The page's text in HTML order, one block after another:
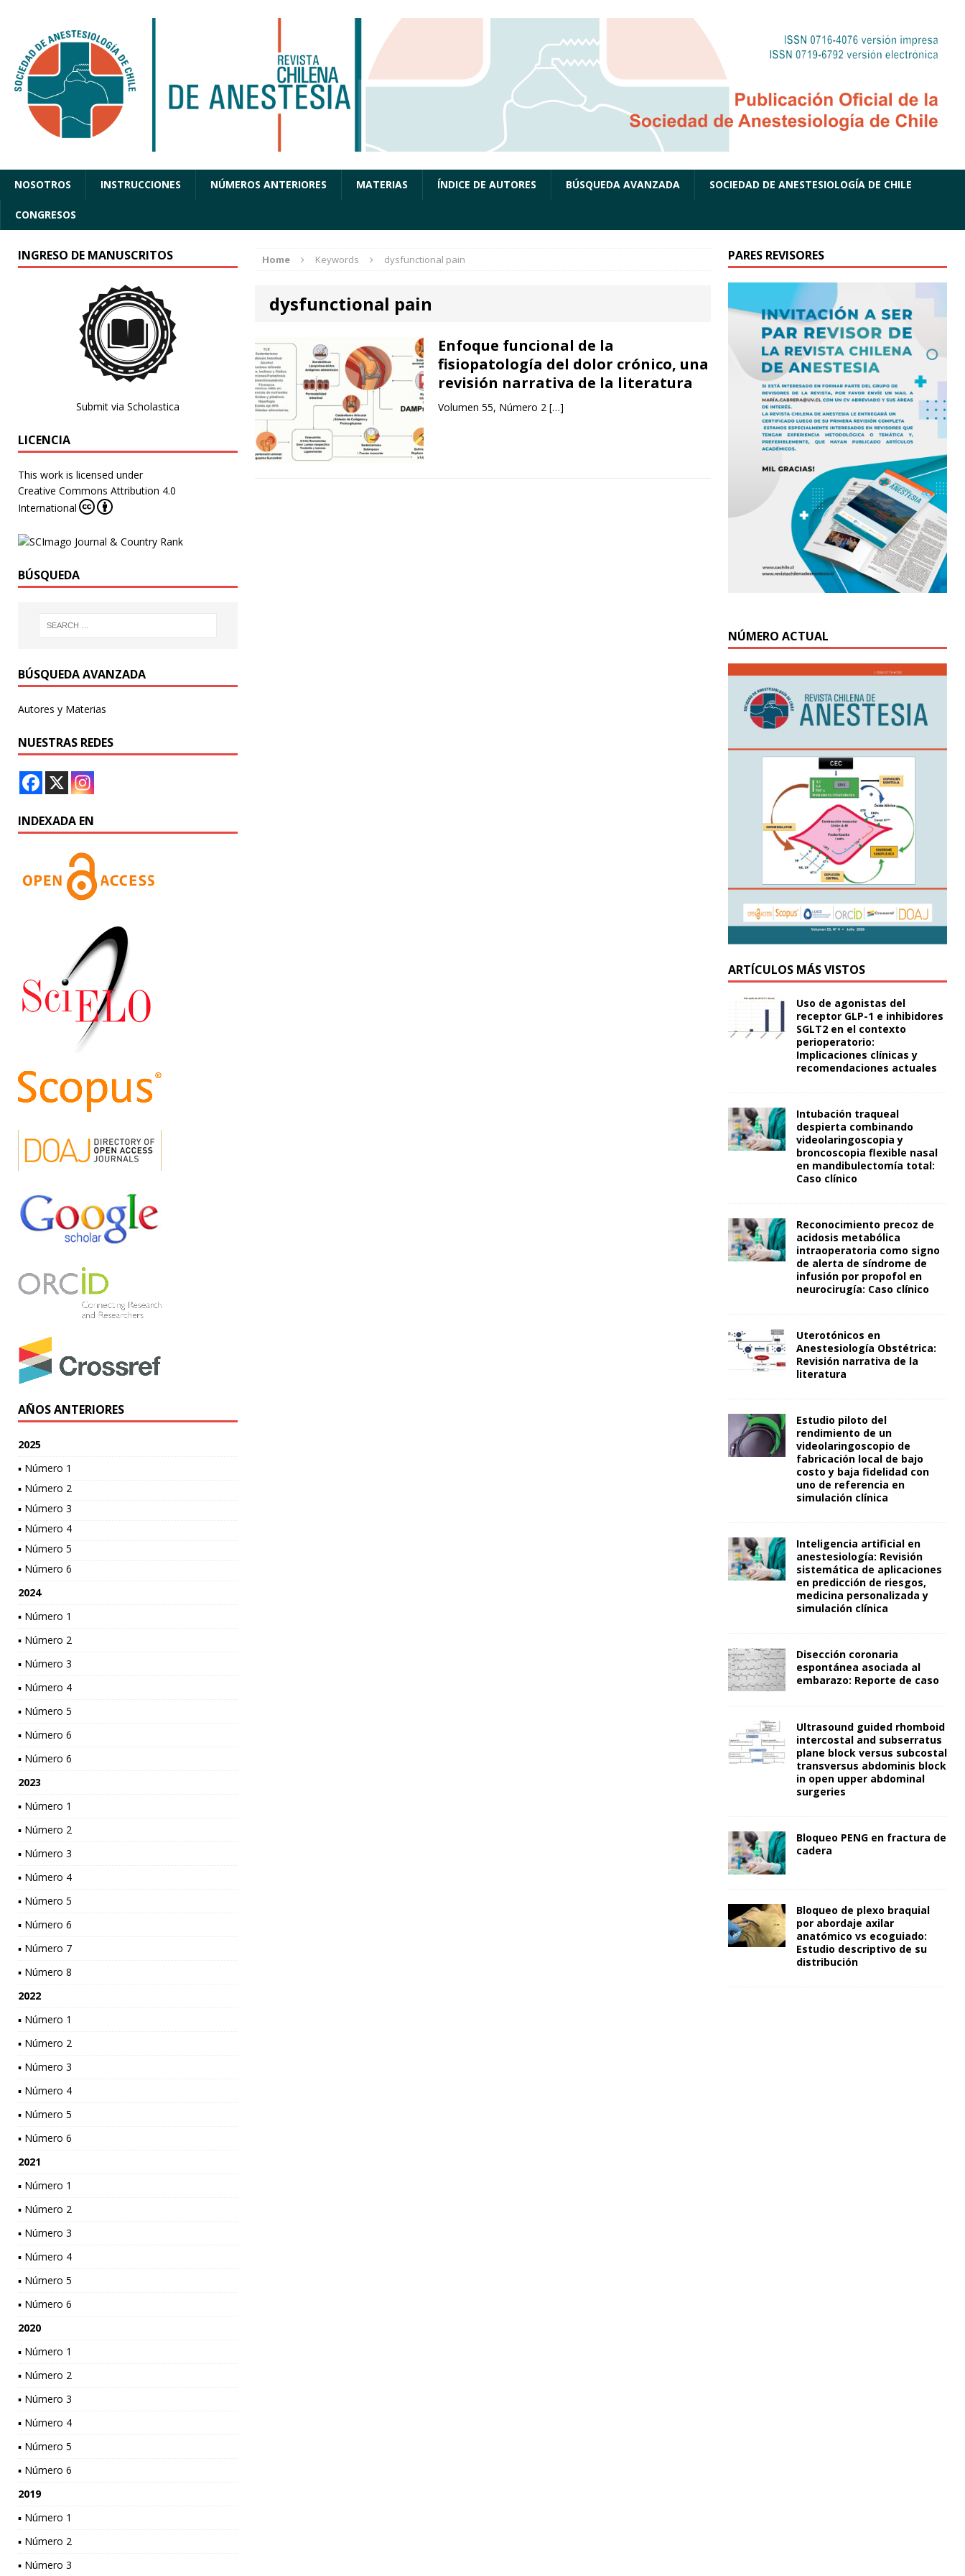
NOSOTROS INSTRUCCIONES NÚMEROS ANTERIORES MATERIAS ÍNDICE DE AUTORES BÚSQUEDA AVANZADA SOCIEDAD DE ANESTESIOLOGÍA DE CHILE
CONGRESOS
Home Keywords dysfunctional pain
dysfunctional pain
Enfoque funcional de la
fisiopatología del dolor crónico, una
revisión narrativa de la literatura
Volumen 55, Número 2 […]
INGRESO DE MANUSCRITOS
Submit via Scholastica
LICENCIA
This work is licensed under
Creative Commons Attribution 4.0
International
BÚSQUEDA
BÚSQUEDA AVANZADA
Autores y Materias
NUESTRAS REDES
INDEXADA EN
AÑOS ANTERIORES
2025
▪ Número 1
▪ Número 2
▪ Número 3
▪ Número 4
▪ Número 5
▪ Número 6
2024
▪ Número 1
▪ Número 2
▪ Número 3
▪ Número 4
▪ Número 5
▪ Número 6
▪ Número 6
2023
▪ Número 1
▪ Número 2
▪ Número 3
▪ Número 4
▪ Número 5
▪ Número 6
▪ Número 7
▪ Número 8
2022
▪ Número 1
▪ Número 2
▪ Número 3
▪ Número 4
▪ Número 5
▪ Número 6
2021
▪ Número 1
▪ Número 2
▪ Número 3
▪ Número 4
▪ Número 5
▪ Número 6
2020
▪ Número 1
▪ Número 2
▪ Número 3
▪ Número 4
▪ Número 5
▪ Número 6
2019
▪ Número 1
▪ Número 2
▪ Número 3
PARES REVISORES
NÚMERO ACTUAL
ARTÍCULOS MÁS VISTOS
Uso de agonistas del
receptor GLP-1 e inhibidores
SGLT2 en el contexto
perioperatorio:
Implicaciones clínicas y
recomendaciones actuales
Intubación traqueal
despierta combinando
videolaringoscopia y
broncoscopia flexible nasal
en mandibulectomía total:
Caso clínico
Reconocimiento precoz de
acidosis metabólica
intraoperatoria como signo
de alerta de síndrome de
infusión por propofol en
neurocirugía: Caso clínico
Uterotónicos en
Anestesiología Obstétrica:
Revisión narrativa de la
literatura
Estudio piloto del
rendimiento de un
videolaringoscopio de
fabricación local de bajo
costo y baja fidelidad con
uno de referencia en
simulación clínica
Inteligencia artificial en
anestesiología: Revisión
sistemática de aplicaciones
en predicción de riesgos,
medicina personalizada y
simulación clínica
Disección coronaria
espontánea asociada al
embarazo: Reporte de caso
Ultrasound guided rhomboid
intercostal and subserratus
plane block versus subcostal
transversus abdominis block
in open upper abdominal
surgeries
Bloqueo PENG en fractura de
cadera
Bloqueo de plexo braquial
por abordaje axilar
anatómico vs ecoguiado:
Estudio descriptivo de su
distribución